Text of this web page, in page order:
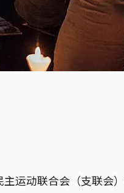
运动联合会（支联会）